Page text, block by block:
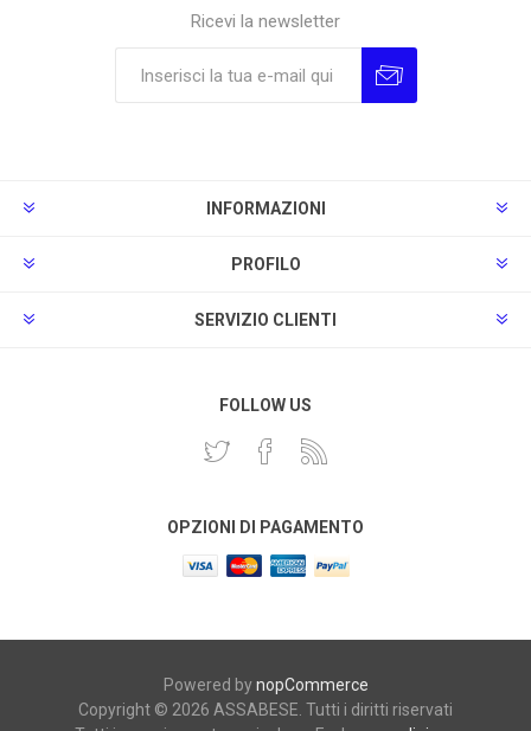
Ricevi la newsletter
INFORMAZIONI
PROFILO
SERVIZIO CLIENTI
FOLLOW US
OPZIONI DI PAGAMENTO
Powered bynopCommerce
Copyright © 2026 ASSABESE. Tutti i diritti riservati